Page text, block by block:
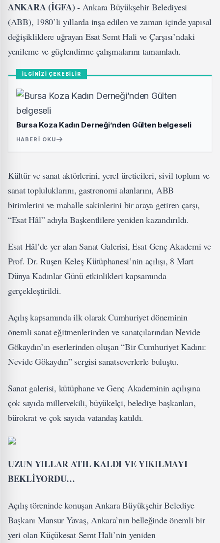
ANKARA (İGFA) - Ankara Büyükşehir Belediyesi
(ABB), 1980’li yıllarda inşa edilen ve zaman içinde yapısal
değişikliklere uğrayan Esat Semt Hali ve Çarşısı’ndaki
yenileme ve güçlendirme çalışmalarını tamamladı.
İLGİNİZİ ÇEKEBİLİR
Bursa Koza Kadın Derneği’nden Gülten belgeseli
HABERI OKU
Kültür ve sanat aktörlerini, yerel üreticileri, sivil toplum ve
sanat topluluklarını, gastronomi alanlarını, ABB
birimlerini ve mahalle sakinlerini bir araya getiren çarşı,
“Esat Hâl” adıyla Başkentlilere yeniden kazandırıldı.
Esat Hâl’de yer alan Sanat Galerisi, Esat Genç Akademi ve
Prof. Dr. Ruşen Keleş Kütüphanesi’nin açılışı, 8 Mart
Dünya Kadınlar Günü etkinlikleri kapsamında
gerçekleştirildi.
Açılış kapsamında ilk olarak Cumhuriyet döneminin
önemli sanat eğitmenlerinden ve sanatçılarından Nevide
Gökaydın’ın eserlerinden oluşan “Bir Cumhuriyet Kadını:
Nevide Gökaydın” sergisi sanatseverlerle buluştu.
Sanat galerisi, kütüphane ve Genç Akademinin açılışına
çok sayıda milletvekili, büyükelçi, belediye başkanları,
bürokrat ve çok sayıda vatandaş katıldı.
UZUN YILLAR ATIL KALDI VE YIKILMAYI
BEKLİYORDU…
Açılış töreninde konuşan Ankara Büyükşehir Belediye
Başkanı Mansur Yavaş, Ankara’nın belleğinde önemli bir
yeri olan Küçükesat Semt Hali’nin yeniden